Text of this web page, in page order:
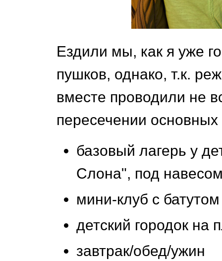
Ездили мы, как я уже
пушков, однако, т.к.
вместе проводили не
пересечении
базовый лагерь у
Слона", под
мини-клуб с
детский городок на
завтрак/обед/ужин